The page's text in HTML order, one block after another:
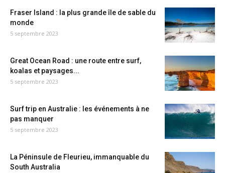
Fraser Island : la plus grande île de sable du
monde
5 septembre 2023
Great Ocean Road : une route entre surf,
koalas et paysages...
5 septembre 2023
Surf trip en Australie : les événements à ne
pas manquer
5 septembre 2023
La Péninsule de Fleurieu, immanquable du
South Australia